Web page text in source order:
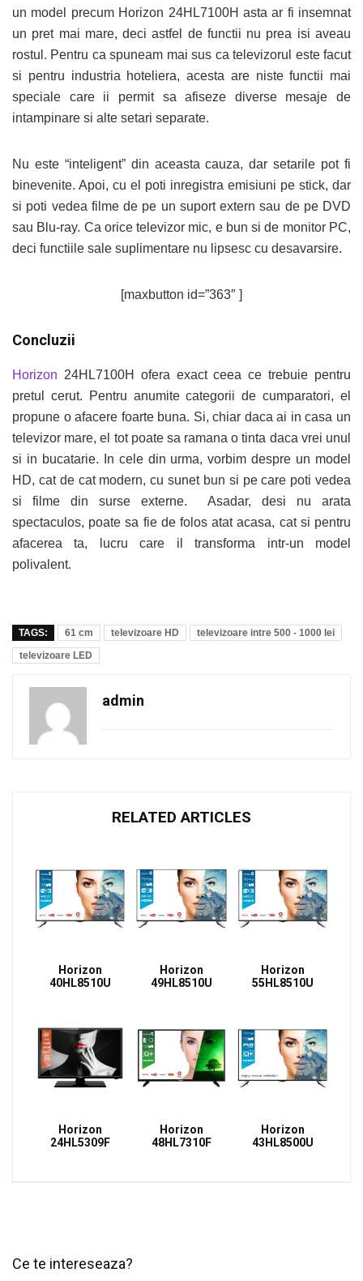
un model precum Horizon 24HL7100H asta ar fi insemnat
un pret mai mare, deci astfel de functii nu prea isi aveau
rostul. Pentru ca spuneam mai sus ca televizorul este facut
si pentru industria hoteliera, acesta are niste functii mai
speciale care ii permit sa afiseze diverse mesaje de
intampinare si alte setari separate.
Nu este “inteligent” din aceasta cauza, dar setarile pot fi
binevenite. Apoi, cu el poti inregistra emisiuni pe stick, dar
si poti vedea filme de pe un suport extern sau de pe DVD
sau Blu-ray. Ca orice televizor mic, e bun si de monitor PC,
deci functiile sale suplimentare nu lipsesc cu desavarsire.
[maxbutton id=”363″ ]
Concluzii
Horizon 24HL7100H ofera exact ceea ce trebuie pentru
pretul cerut. Pentru anumite categorii de cumparatori, el
propune o afacere foarte buna. Si, chiar daca ai in casa un
televizor mare, el tot poate sa ramana o tinta daca vrei unul
si in bucatarie. In cele din urma, vorbim despre un model
HD, cat de cat modern, cu sunet bun si pe care poti vedea
si filme din surse externe. Asadar, desi nu arata
spectaculos, poate sa fie de folos atat acasa, cat si pentru
afacerea ta, lucru care il transforma intr-un model
polivalent.
TAGS: 61 cm televizoare HD
televizoare intre 500 - 1000 lei
televizoare LED
admin
RELATED ARTICLES
Horizon
40HL8510U
Horizon
49HL8510U
Horizon
55HL8510U
Horizon
24HL5309F
Horizon
48HL7310F
Horizon
43HL8500U
Ce te intereseaza?